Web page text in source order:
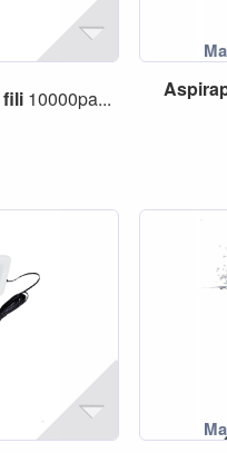
fili 10000pa...